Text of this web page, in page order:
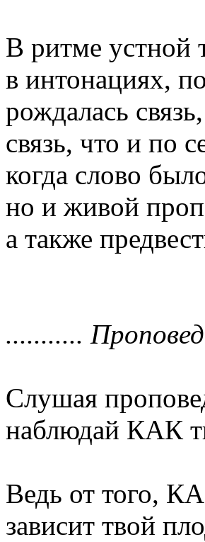
В ритме устной
в интонациях,
рождалась
связь, что и по
когда слово
но и живой
а также
...........
Слушая
наблюдай КАК
Ведь от того,
зависит твой